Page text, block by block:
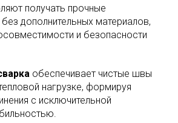
получать прочные
дополнительных материалов,
и безопасности
обеспечивает чистые швы
нагрузке, формируя
с исключительной